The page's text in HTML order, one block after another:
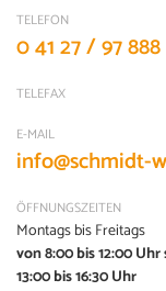
TELEFON
0 41 27 / 97
TELEFAX
E-MAIL
info@schmidt-
ÖFFNUNGSZEITEN
Montags bis Freitags
von 8:00 bis 12:00 Uhr
13:00 bis 16:30 Uhr